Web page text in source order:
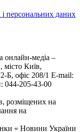
і персональних даних
онлайн-медіа –
місто Київ,
офіс 208/1 E-mail:
044-205-43-00
розміщених на
на
« Новини України